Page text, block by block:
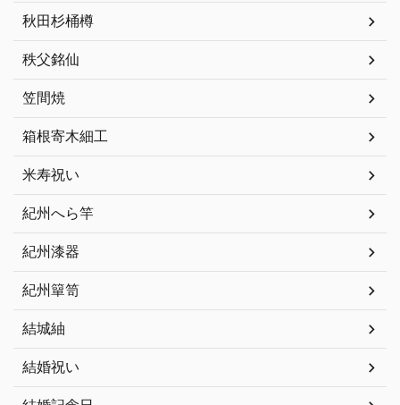
秋田杉桶樽
秩父銘仙
笠間焼
箱根寄木細工
米寿祝い
紀州へら竿
紀州漆器
紀州簞笥
結城紬
結婚祝い